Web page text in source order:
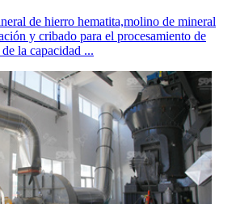
de hierro hematita,molino de mineral
y cribado para el procesamiento de
la capacidad ...